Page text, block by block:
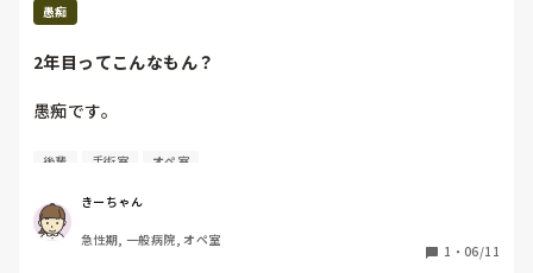
愚痴
2年目ってこんなもん？
愚痴です。
うちの2年目の子が危機感というか責任感が足りない気がす
大したことじゃないにしてもミスは連発するし、お互い気づ
かなかったことに対するインシデント起こしても私はちゃん
と報告するのにその子はしない。
勉強の予習復習に対してもヘラヘラしてたからそれは叱った
後輩 手術室 オペ室
きーちゃん
急性期, 一般病院, オペ室
1 ・ 06/11